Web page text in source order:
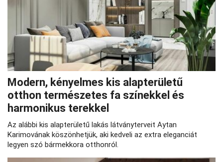
Modern, kényelmes kis alapterületű
otthon természetes fa színekkel és
harmonikus terekkel
Az alábbi kis alapterületű lakás látványterveit Aytan
Karimovának köszönhetjük, aki kedveli az extra eleganciát
legyen szó bármekkora otthonról.